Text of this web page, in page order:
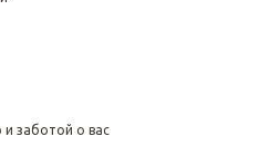
заботой о вас